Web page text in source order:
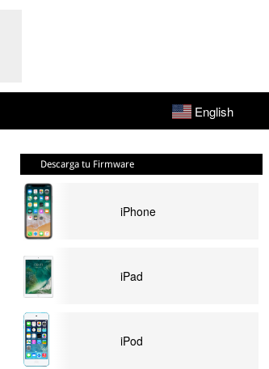
English
Descarga tu Firmware
iPhone
iPad
iPod